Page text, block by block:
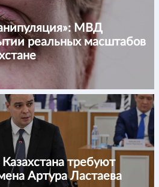
МВД
реальных масштабов
требуют
Артура Ластаева